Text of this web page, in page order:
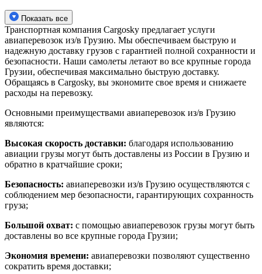
Показать все
Транспортная компания Cargosky предлагает услуги
авиаперевозок из/в Грузию. Мы обеспечиваем быструю и
надежную доставку грузов с гарантией полной сохранности и
безопасности. Наши самолеты летают во все крупные города
Грузии, обеспечивая максимально быструю доставку.
Обращаясь в Cargosky, вы экономите свое время и снижаете
расходы на перевозку.
Основными преимуществами авиаперевозок из/в Грузию
являются:
Высокая скорость доставки: благодаря использованию
авиации грузы могут быть доставлены из России в Грузию и
обратно в кратчайшие сроки;
Безопасность: авиаперевозки из/в Грузию осуществляются с
соблюдением мер безопасности, гарантирующих сохранность
груза;
Большой охват: с помощью авиаперевозок грузы могут быть
доставлены во все крупные города Грузии;
Экономия времени: авиаперевозки позволяют существенно
сократить время доставки;